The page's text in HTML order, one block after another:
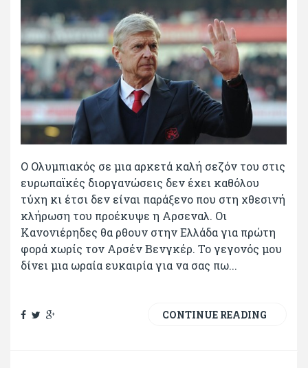
Ο Ολυμπιακός σε μια αρκετά καλή σεζόν του στις
ευρωπαϊκές διοργανώσεις δεν έχει καθόλου
τύχη κι έτσι δεν είναι παράξενο που στη χθεσινή
κλήρωση του προέκυψε η Αρσεναλ. Οι
Κανονιέρηδες θα ρθουν στην Ελλάδα για πρώτη
φορά χωρίς τον Αρσέν Βενγκέρ. Το γεγονός μου
δίνει μια ωραία ευκαιρία για να σας πω...
CONTINUE READING